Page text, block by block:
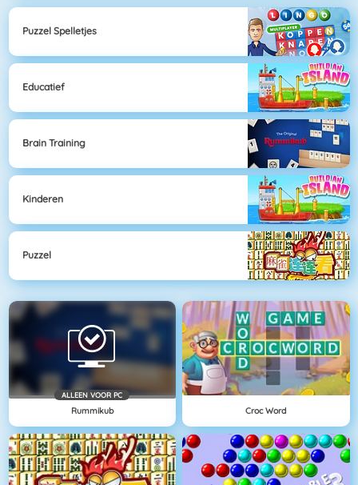
Puzzel Spelletjes
Educatief
Brain Training
Kinderen
Puzzel
ALLEEN VOOR PC
Rummikub Croc Word